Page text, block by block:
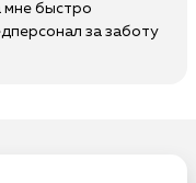
мне быстро
за заботу